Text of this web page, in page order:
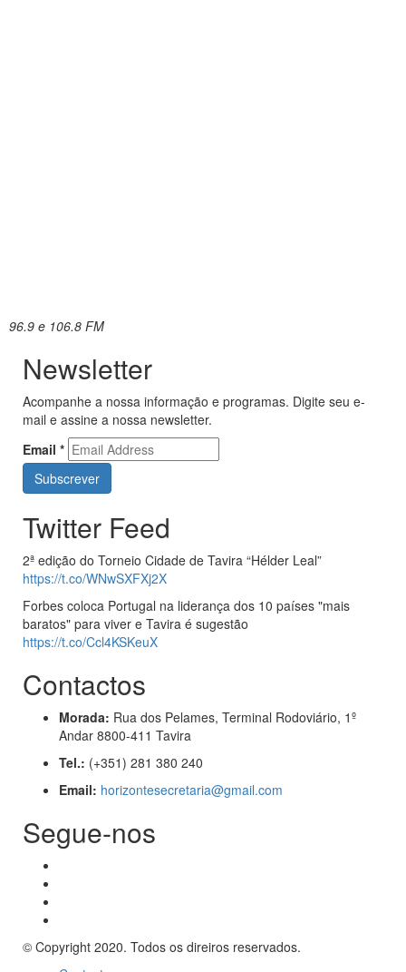
96.9 e 106.8 FM
Newsletter
Acompanhe a nossa informação e programas. Digite seu e-
mail e assine a nossa newsletter.
Email *
Twitter Feed
2ª edição do Torneio Cidade de Tavira “Hélder Leal”
https://t.co/WNwSXFXj2X
Forbes coloca Portugal na liderança dos 10 países "mais
baratos" para viver e Tavira é sugestão
https://t.co/Ccl4KSKeuX
Contactos
Morada: Rua dos Pelames, Terminal Rodoviário, 1º
Andar 8800-411 Tavira
Tel.: (+351) 281 380 240
Email: horizontesecretaria@gmail.com
Segue-nos
© Copyright 2020. Todos os direiros reservados.